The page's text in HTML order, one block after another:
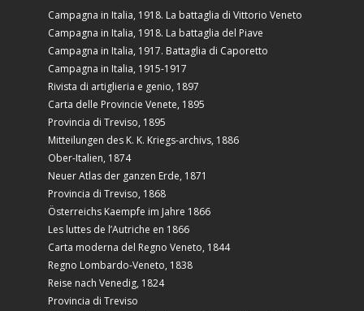
Campagna in Italia, 1918. La battaglia di Vittorio Veneto
Campagna in Italia, 1918. La battaglia del Piave
Campagna in Italia, 1917. Battaglia di Caporetto
Campagna in Italia, 1915-1917
Rivista di artiglieria e genio, 1897
Carta delle Provincie Venete, 1895
Provincia di Treviso, 1895
Mitteilungen des K. K. Kriegs-archivs, 1886
Ober-Italien, 1874
Neuer Atlas der ganzen Erde, 1871
Provincia di Treviso, 1868
Österreichs Kaempfe im Jahre 1866
Les luttes de l’Autriche en 1866
Carta moderna del Regno Veneto, 1844
Regno Lombardo-Veneto, 1838
Reise nach Venedig, 1824
Provincia di Treviso